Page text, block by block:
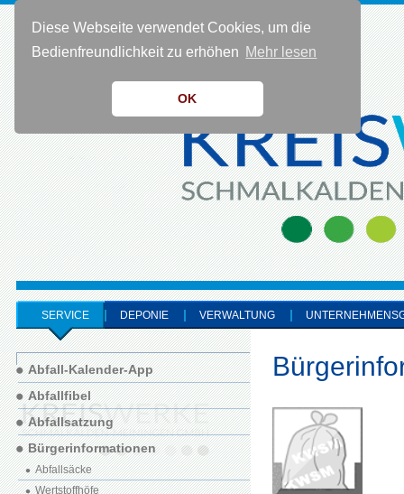
Diese Webseite verwendet Cookies, um die
Bedienfreundlichkeit zu erhöhen Mehr lesen
OK
KONTAKT 0 36 83 - 40 91 0
SERVICE DEPONIE VERWALTUNG
Abfall-Kalender-App
Abfallfibel
Abfallsatzung
Bürgerinformationen
Abfallsäcke
Wertstoffhöfe